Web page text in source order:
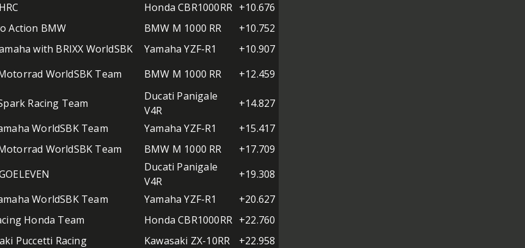
Honda CBR1000RR +10.676
Action BMW BMW M 1000 RR
+10.752
with BRIXX WorldSBK Yamaha YZF-R1
+10.907
WorldSBK Team BMW M 1000 RR +12.459
Racing Team
Ducati Panigale
V4R
+14.827
WorldSBK Team Yamaha YZF-R1
+15.417
WorldSBK Team BMW M 1000 RR
+17.709
Ducati Panigale
V4R
+19.308
WorldSBK Team Yamaha YZF-R1
+20.627
Honda Team Honda CBR1000RR +22.760
Puccetti Racing Kawasaki ZX-10RR
+22.958